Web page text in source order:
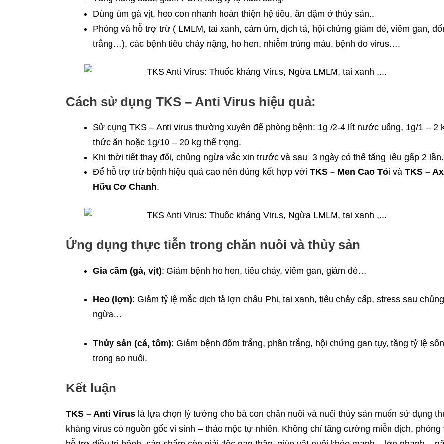
Dùng úm gà vịt, heo con nhanh hoàn thiện hệ tiêu, ăn dặm ở thủy sản..
Phòng và hỗ trợ trừ ( LMLM, tai xanh, cảm úm, dịch tả, hội chứng giảm đẻ, viêm gan,
trắng…), các bệnh tiêu chảy nặng, ho hen, nhiễm trùng máu, bệnh do virus….
Cách sử dụng TKS – Anti Virus hiệu quả:
Sử dụng TKS – Anti virus thường xuyên để phòng bệnh: 1g /2-4 lít nước uống, 1g/1 – 2
thức ăn hoặc 1g/10 – 20 kg thể trọng.
Khi thời tiết thay đổi, chủng ngừa vắc xin trước và sau 3 ngày có thể tăng liều gấp 2 lần.
Để hỗ trợ trừ bệnh hiệu quả cao nên dùng kết hợp với TKS – Men Cao Tỏi và TKS –
Hữu Cơ Chanh.
Ứng dụng thực tiễn trong chăn nuôi và thủy sản
Gia cầm (gà, vịt): Giảm bệnh ho hen, tiêu chảy, viêm gan, giảm đẻ…
Heo (lợn): Giảm tỷ lệ mắc dịch tả lợn châu Phi, tai xanh, tiêu chảy cấp, stress sau chủng
ngừa…
Thủy sản (cá, tôm): Giảm bệnh đốm trắng, phân trắng, hội chứng gan tụy, tăng tỷ lệ
trong ao nuôi.
Kết luận
TKS – Anti Virus là lựa chọn lý tưởng cho bà con chăn nuôi và nuôi thủy sản muốn sử dụng
kháng virus có nguồn gốc vi sinh – thảo mộc tự nhiên. Không chỉ tăng cường miễn dịch, phòng